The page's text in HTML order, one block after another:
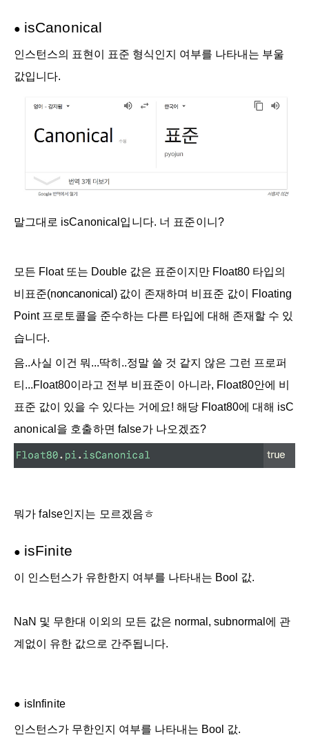
● isCanonical
인스턴스의 표현이 표준 형식인지 여부를 나타내는 부울
값입니다.
말그대로 isCanonical입니다. 너 표준이니?
모든 Float 또는 Double 값은 표준이지만 Float80 타입의
비표준(noncanonical)값이 존재하며 비표준 값이 Floating
Point 프로토콜을 준수하는 다른 타입에 대해 존재할 수 있
습니다.
음..사실 이건 뭐...딱히..정말 쓸 것 같지 않은 그런 프로퍼
티...Float80이라고 전부 비표준이 아니라, Float80안에 비
표준 값이 있을 수 있다는 거에요! 해당 Float80에 대해 isC
anonical을 호출하면 false가 나오겠죠?
뭐가 false인지는 모르겠음ㅎ
● isFinite
이 인스턴스가 유한한지 여부를 나타내는 Bool 값.
NaN 및 무한대 이외의 모든 값은 normal, subnormal에 관
계없이 유한 값으로 간주됩니다.
● isInfinite
인스턴스가 무한인지 여부를 나타내는 Bool 값.